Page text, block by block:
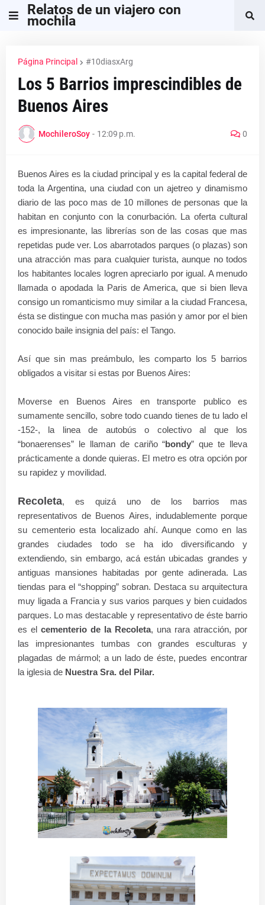
Relatos de un viajero con
mochila
Página Principal #10diasxArg
Los 5 Barrios imprescindibles de
Buenos Aires
MochileroSoy - 12:09 p.m. 0
Buenos Aires es la ciudad principal y es la capital federal de
toda la Argentina, una ciudad con un ajetreo y dinamismo
diario de las poco mas de 10 millones de personas que la
habitan en conjunto con la conurbación. La oferta cultural
es impresionante, las librerías son de las cosas que mas
repetidas pude ver. Los abarrotados parques (o plazas) son
una atracción mas para cualquier turista, aunque no todos
los habitantes locales logren apreciarlo por igual. A menudo
llamada o apodada la Paris de America, que si bien lleva
consigo un romanticismo muy similar a la ciudad Francesa,
ésta se distingue con mucha mas pasión y amor por el bien
conocido baile insignia del país: el Tango.
Así que sin mas preámbulo, les comparto los 5 barrios
obligados a visitar si estas por Buenos Aires:
Moverse en Buenos Aires en transporte publico es
sumamente sencillo, sobre todo cuando tienes de tu lado el
-152-, la linea de autobús o colectivo al que los
“bonaerenses” le llaman de cariño “bondy” que te lleva
prácticamente a donde quieras. El metro es otra opción por
su rapidez y movilidad.
Recoleta, es quizá uno de los barrios mas
representativos de Buenos Aires, indudablemente porque
su cementerio esta localizado ahí. Aunque como en las
grandes ciudades todo se ha ido diversificando y
extendiendo, sin embargo, acá están ubicadas grandes y
antiguas mansiones habitadas por gente adinerada. Las
tiendas para el “shopping” sobran. Destaca su arquitectura
muy ligada a Francia y sus varios parques y bien cuidados
parques. Lo mas destacable y representativo de éste barrio
es el cementerio de la Recoleta, una rara atracción, por
las impresionantes tumbas con grandes esculturas y
plagadas de mármol; a un lado de éste, puedes encontrar
la iglesia de Nuestra Sra. del Pilar.